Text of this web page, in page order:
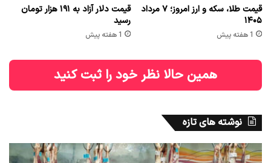
قیمت طلا، سکه و ارز امروز؛ ۷ مرداد
۱۴۰۵
1 هفته پیش
قیمت دلار آزاد به ۱۹۱ هزار تومان
رسید
1 هفته پیش
همین حالا نظر خود را ثبت کنید
نوشته های تازه